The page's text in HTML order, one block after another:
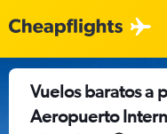
Vuelos baratos a
Aeropuerto